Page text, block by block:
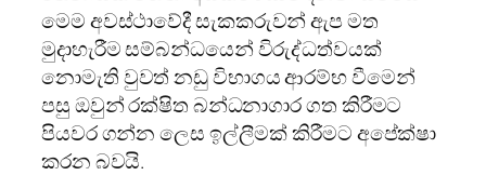
මෙම අවස්ථාවේදී සැකකරුවන් ඇප මත
මුදාහැරීම සම්බන්ධයෙන් විරුද්ධත්වයක්
නොමැති වුවත් නඩු විභාගය ආරම්භ වීමෙන්
පසු ඔවුන් රක්ෂිත බන්ධනාගාර ගත කිරීමට
පියවර ගන්න ලෙස ඉල්ලීමක් කිරීමට අපේක්ෂා
කරන බවයි.